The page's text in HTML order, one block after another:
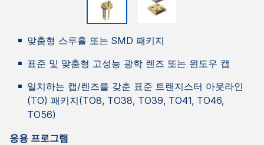
맞춤형 스루홀 또는 SMD 패키지
표준 및 맞춤형 고성능 광학 렌즈 또는 윈도우 캡
일치하는 캡/렌즈를 갖춘 표준 트랜지스터 아웃라인
(TO) 패키지(TO8, TO38, TO39, TO41, TO46,
TO56)
응용 프로그램